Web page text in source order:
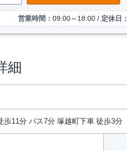
営業時間： 09:00～18:00 / 定休日：
細
歩11分 バス7分 塚越町下車 徒歩3分